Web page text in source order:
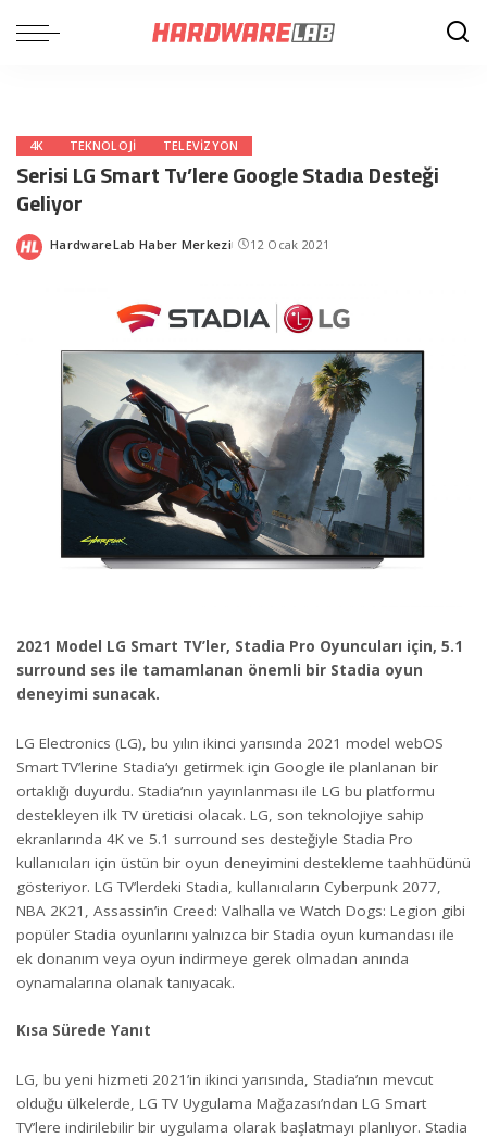
4K TEKNOLOJI TELEVIZYON
Serisi LG Smart Tv’lere Google Stadıa Desteği
Geliyor
Posted
HardwareLab Haber Merkezi 12 Ocak 2021
2021 Model LG Smart TV’ler, Stadia Pro Oyuncuları için, 5.1
surround ses ile tamamlanan önemli bir Stadia oyun
deneyimi sunacak.
LG Electronics (LG), bu yılın ikinci yarısında 2021 model webOS
Smart TV’lerine Stadia’yı getirmek için Google ile planlanan bir
ortaklığı duyurdu. Stadia’nın yayınlanması ile LG bu platformu
destekleyen ilk TV üreticisi olacak. LG, son teknolojiye sahip
ekranlarında 4K ve 5.1 surround ses desteğiyle Stadia Pro
kullanıcıları için üstün bir oyun deneyimini destekleme taahhüdünü
gösteriyor. LG TV’lerdeki Stadia, kullanıcıların Cyberpunk 2077,
NBA 2K21, Assassin’in Creed: Valhalla ve Watch Dogs: Legion gibi
popüler Stadia oyunlarını yalnızca bir Stadia oyun kumandası ile
ek donanım veya oyun indirmeye gerek olmadan anında
oynamalarına olanak tanıyacak.
Kısa Sürede Yanıt
LG, bu yeni hizmeti 2021’in ikinci yarısında, Stadia’nın mevcut
olduğu ülkelerde, LG TV Uygulama Mağazası’ndan LG Smart
TV’lere indirilebilir bir uygulama olarak başlatmayı planlıyor. Stadia